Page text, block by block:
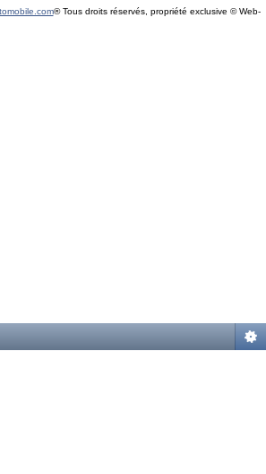
® Tous droits réservés, propriété exclusive © Web-